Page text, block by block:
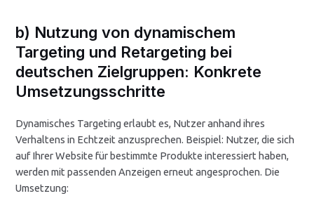
b) Nutzung von dynamischem
Targeting und Retargeting bei
deutschen Zielgruppen: Konkrete
Umsetzungsschritte
Dynamisches Targeting erlaubt es, Nutzer anhand ihres
Verhaltens in Echtzeit anzusprechen. Beispiel: Nutzer, die sich
auf Ihrer Website für bestimmte Produkte interessiert haben,
werden mit passenden Anzeigen erneut angesprochen. Die
Umsetzung: